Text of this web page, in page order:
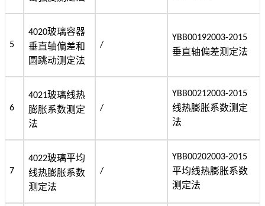
5
4020玻璃容器
垂直轴偏差和
圆跳动测定法
/
YBB00192003-2015
垂直轴偏差测定法
6
4021玻璃线热
膨胀系数测定
法
/
YBB00212003-2015
线热膨胀系数测定
法
7
4022玻璃平均
线热膨胀系数
测定法
/
YBB00202003-2015
平均线热膨胀系数
测定法